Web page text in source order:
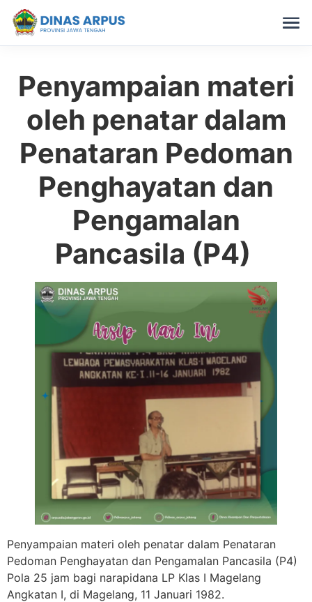
Skip
content
Penyampaian materi
oleh penatar dalam
Penataran Pedoman
Penghayatan dan
Pengamalan
Pancasila (P4)
Penyampaian materi oleh penatar dalam Penataran
Pedoman Penghayatan dan Pengamalan Pancasila (P4)
Pola 25 jam bagi narapidana LP Klas I Magelang
Angkatan I, di Magelang, 11 Januari 1982.